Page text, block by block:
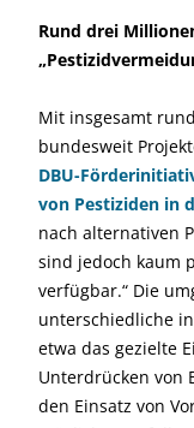
Rund drei
Mit insgesamt
bundesweit
DBU-
von Pestiziden in
nach alternativen
sind jedoch kaum
verfügbar.“ Die
unterschiedliche
etwa das gezielte
Unterdrücken von
den Einsatz von